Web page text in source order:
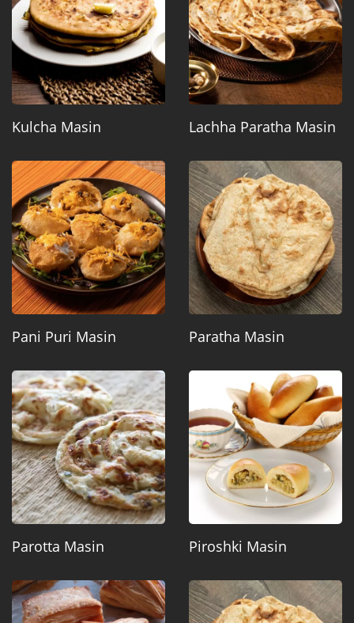
Kulcha Masin Lachha Paratha Masin
Pani Puri Masin Paratha Masin
Parotta Masin Piroshki Masin